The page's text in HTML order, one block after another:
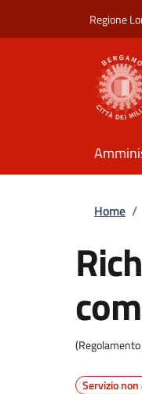
Regione
Home /
Servizio